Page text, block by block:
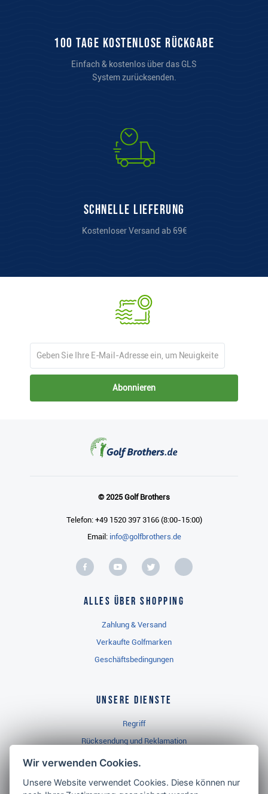
100 Tage kostenlose Rückgabe
Einfach & kostenlos über das GLS
System zurücksenden.
Schnelle Lieferung
Kostenloser Versand ab 69€
Abonnieren
© 2025 Golf Brothers
Telefon: +49 1520 397 3166 (8:00-15:00)
Email: info@golfbrothers.de
Alles über Shopping
Zahlung & Versand
Verkaufte Golfmarken
Geschäftsbedingungen
Unsere Dienste
Regriff
Rücksendung und Reklamation
Widerrufsbelehrung
Wir verwenden Cookies.
Unsere Website verwendet Cookies. Diese können nur